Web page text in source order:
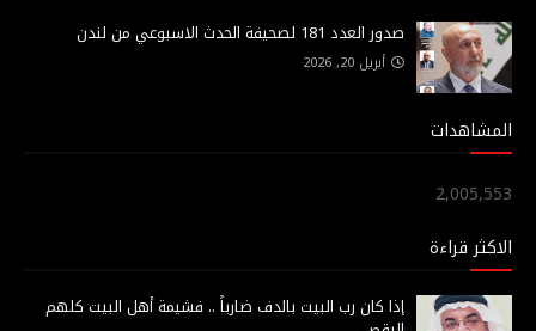
صدور العدد 181 لصحيفة الحدث الاسبوعي من لندن
أبريل 20, 2026
المشاهدات
2,005,553
الاكثر قراءة
إذا كان رب البيت بالدف ضارباً .. فشيمة أهل البيت كلهم